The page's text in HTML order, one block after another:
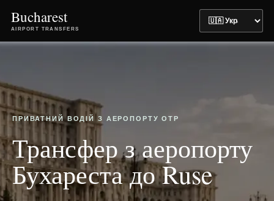
Bucharest
AIRPORT TRANSFERS
ПРИВАТНИЙ ВОДІЙ З АЕРОПОРТУ OTP
Трансфер з аеропорту
Бухареста до Ruse